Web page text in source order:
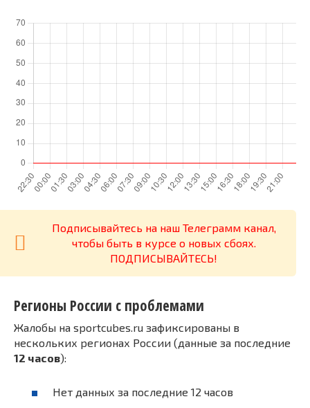
Подписывайтесь на наш Телеграмм канал,
чтобы быть в курсе о новых сбоях.
ПОДПИСЫВАЙТЕСЬ!
Регионы России с проблемами
Жалобы на sportcubes.ru зафиксированы в
нескольких регионах России (данные за последние
12 часов):
Нет данных за последние 12 часов